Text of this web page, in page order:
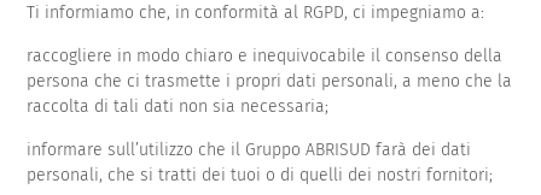
Ti informiamo che, in conformità al RGPD, ci impegniamo a:
raccogliere in modo chiaro e inequivocabile il consenso della
persona che ci trasmette i propri dati personali, a meno che la
raccolta di tali dati non sia necessaria;
informare sull’utilizzo che il Gruppo ABRISUD farà dei dati
personali, che si tratti dei tuoi o di quelli dei nostri fornitori;